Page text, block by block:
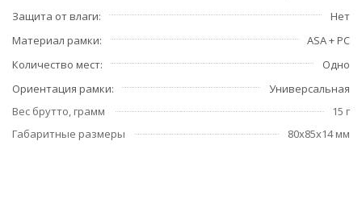
Защита от влаги
Нет
Материал рамки
ASA + PC
Количество мест
Одно
Ориентация рамки
Универсальная
Вес брутто, грамм
15 г
Габаритные размеры
80x85x14 мм